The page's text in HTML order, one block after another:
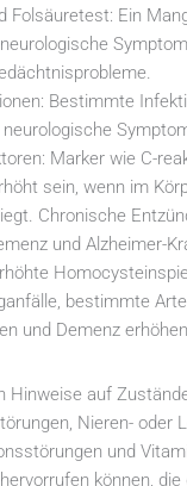
Folsäuretest: Ein
Bestimmte
neurologische
Marker wie C-
sein, wenn im
Chronische
und Alzheimer-
bestimmte
und Demenz
Hinweise auf
Nieren- oder
und
können,